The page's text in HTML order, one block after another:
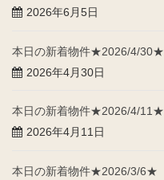
2026年6月5日
本日の新着物件★2026/4/30★
2026年4月30日
本日の新着物件★2026/4/11★
2026年4月11日
本日の新着物件★2026/3/6★